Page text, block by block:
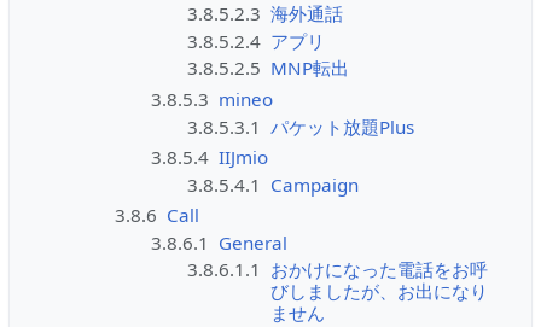
3.8.5.2.3 海外通話
3.8.5.2.4 アプリ
3.8.5.2.5 MNP転出
3.8.5.3 mineo
3.8.5.3.1 パケット放題Plus
3.8.5.4 IIJmio
3.8.5.4.1 Campaign
3.8.6 Call
3.8.6.1 General
3.8.6.1.1 おかけになった電話をお呼
びしましたが、お出になり
ません